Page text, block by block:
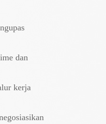
dan
kerja